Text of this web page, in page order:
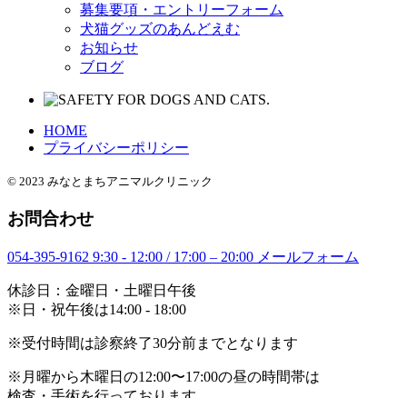
募集要項・エントリーフォーム
犬猫グッズのあんどえむ
お知らせ
ブログ
HOME
プライバシーポリシー
© 2023 みなとまちアニマルクリニック
お問合わせ
054-395-9162 9:30 - 12:00 / 17:00 – 20:00 メールフォーム
休診日：金曜日・土曜日午後
※日・祝午後は14:00 - 18:00
※受付時間は診察終了30分前までとなります
※月曜から木曜日の12:00〜17:00の昼の時間帯は